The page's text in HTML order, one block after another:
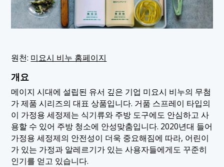
원천: 미요시 비누 홈페이지
개요
메이지 시대에 설립된 유서 깊은 기업 미요시 비누의 무첨
가 제품 시리즈의 대표 상품입니다. 거품 스프레이 타입의
이 가정용 세정제는 식기류와 주방 도구에도 안심하고 사
용할 수 있어 주방 청소에 안성맞춤입니다. 2020년대 들어
가정용 세정제의 안전성이 더욱 중요해짐에 따라, 어린이
가 있는 가정과 알레르기가 있는 사용자들에게도 꾸준히
인기를 얻고 있습니다.